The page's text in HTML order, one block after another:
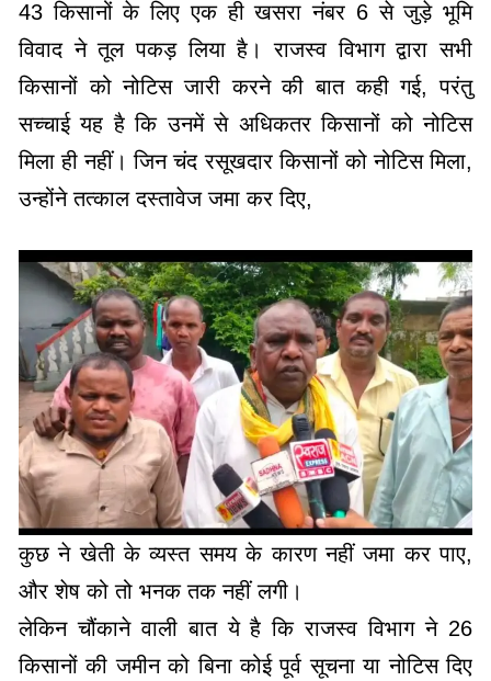
43 किसानों के लिए एक ही खसरा नंबर 6 से जुड़े भूमि
विवाद ने तूल पकड़ लिया है। राजस्व विभाग द्वारा सभी
किसानों को नोटिस जारी करने की बात कही गई, परंतु
सच्चाई यह है कि उनमें से अधिकतर किसानों को नोटिस
मिला ही नहीं। जिन चंद रसूखदार किसानों को नोटिस मिला,
उन्होंने तत्काल दस्तावेज जमा कर दिए,
कुछ ने खेती के व्यस्त समय के कारण नहीं जमा कर पाए,
और शेष को तो भनक तक नहीं लगी।
लेकिन चौंकाने वाली बात ये है कि राजस्व विभाग ने 26
किसानों की जमीन को बिना कोई पूर्व सूचना या नोटिस दिए